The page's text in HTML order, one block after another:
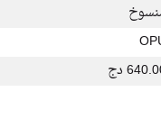
دج